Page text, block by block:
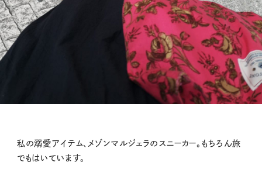
私の溺愛アイテム、メゾンマルジェラのスニーカー。もちろん旅
でもはいています。